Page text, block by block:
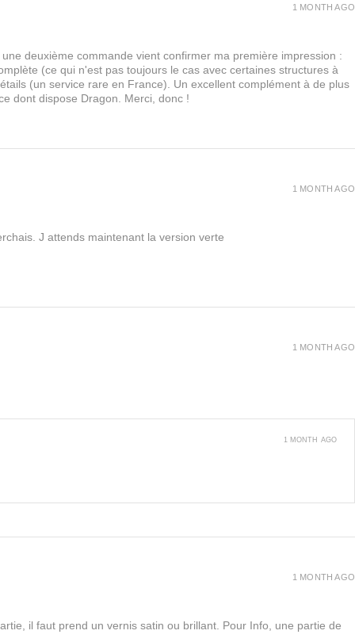
deuxième commande vient confirmer ma première impression :
(ce qui n'est pas toujours le cas avec certaines structures à
(un service rare en France). Un excellent complément à de plus
dont dispose Dragon. Merci, donc !
1 MONTH AGO
J attends maintenant la version verte
1 MONTH AGO
1 MONTH AGO
1 MONTH AGO
il faut prend un vernis satin ou brillant. Pour Info, une partie de
1 MONTH AGO